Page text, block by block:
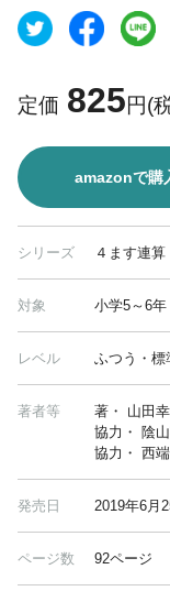
定価 825円(
amazonで購
シリーズ ４ます連算
対象 小学5～6年
レベル ふつう・標
著者等
著・ 山田
協力・ 陰
協力・ 西
発売日 2019年6月
ページ数 92ページ